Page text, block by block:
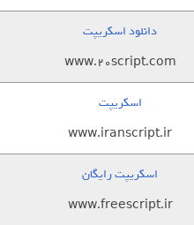
دانلود اسکریپت
www.20script.com
اسکریپت
www.iranscript.ir
اسکریپت رایگان
www.freescript.ir